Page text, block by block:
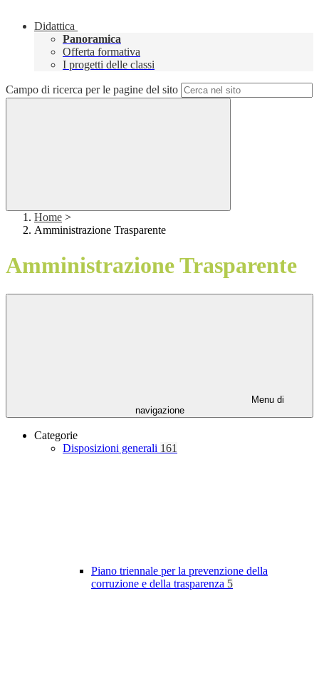
Didattica
Panoramica
Offerta formativa
I progetti delle classi
Campo di ricerca per le pagine del sito
Home >
Amministrazione Trasparente
Amministrazione Trasparente
Menu di
navigazione
Categorie
Disposizioni generali 161
Piano triennale per la prevenzione della
corruzione e della trasparenza 5